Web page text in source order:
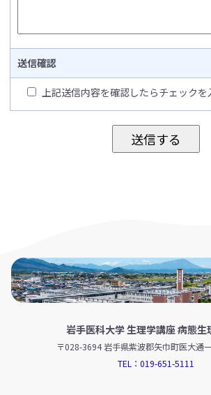
送信確認
上記送信内容を確認したらチェック
岩手医科大学 生理学講座 病態生
〒028-3694 岩手県紫波郡矢巾町医大通
TEL：019-651-5111